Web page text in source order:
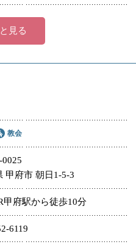
見る
教会
0025
甲府市 朝日1-5-3
甲府駅から徒歩10分
6119